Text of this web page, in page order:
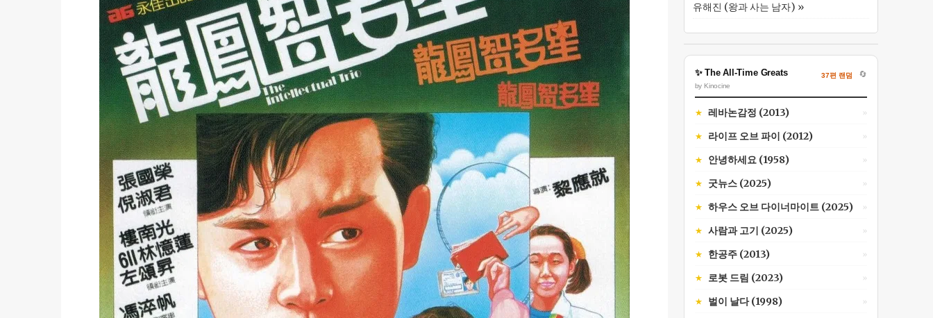
유해진 (왕과 사는 남자) »
✨ The All-Time Greats
by Kinocine
37편 랜덤 🔄
★ 레바논감정 (2013) »
★ 라이프 오브 파이 (2012) »
★ 안녕하세요 (1958) »
★ 굿뉴스 (2025) »
★ 하우스 오브 다이너마이트 (2025) »
★ 사람과 고기 (2025) »
★ 한공주 (2013) »
★ 로봇 드림 (2023) »
★ 벌이 날다 (1998) »